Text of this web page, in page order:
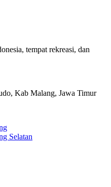
tempat rekreasi, dan
Kab Malang, Jawa Timur
Selatan